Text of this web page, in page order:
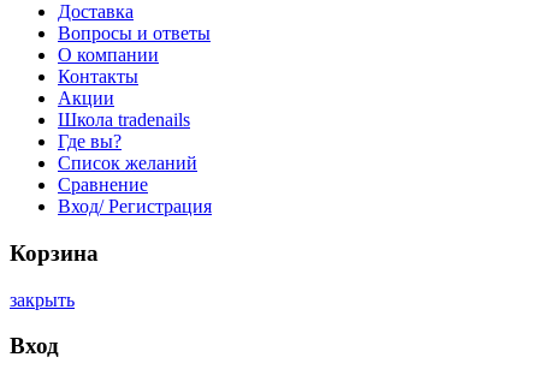
Доставка
Вопросы и ответы
О компании
Контакты
Акции
Школа tradenails
Где вы?
Список желаний
Сравнение
Вход/ Регистрация
Корзина
закрыть
Вход